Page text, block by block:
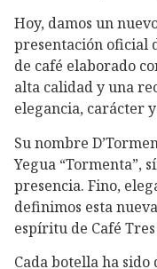
Hoy, damos un
presentación oficial
de café elaborado
alta calidad y una
elegancia, carácter
Su nombre
Yegua “Tormenta”,
presencia. Fino,
definimos esta
espíritu de Café Tres
Cada botella ha